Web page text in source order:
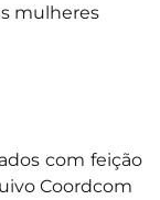
mulheres
com feição
Coordcom